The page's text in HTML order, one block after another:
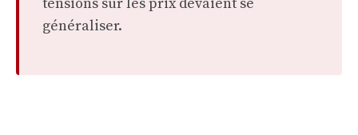
généraliser.